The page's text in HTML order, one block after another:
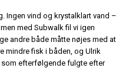
Ingen vind og krystalklart vand –
med Subwalk fil vi igen
andre både måtte nøjes med at
mindre fisk i båden, og Ulrik
efterfølgende fulgte efter